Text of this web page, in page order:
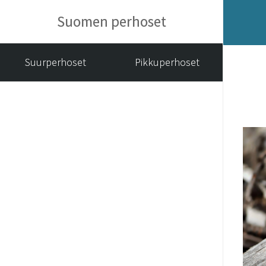
Suomen perhoset
Suurperhoset Pikkuperhoset